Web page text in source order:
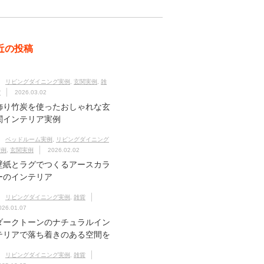
の投稿
リビングダイニング実例 玄関実例
雑
2026.03.02
り竹炭を使ったおしゃれな玄
インテリア実例
ベッドルーム実例
リビングダイニング
玄関実例 2026.02.02
紙とラグでつくるアースカラ
のインテリア
リビングダイニング実例
雑貨
ークトーンのナチュラルイン
リアで落ち着きのある空間を
リビングダイニング実例
雑貨